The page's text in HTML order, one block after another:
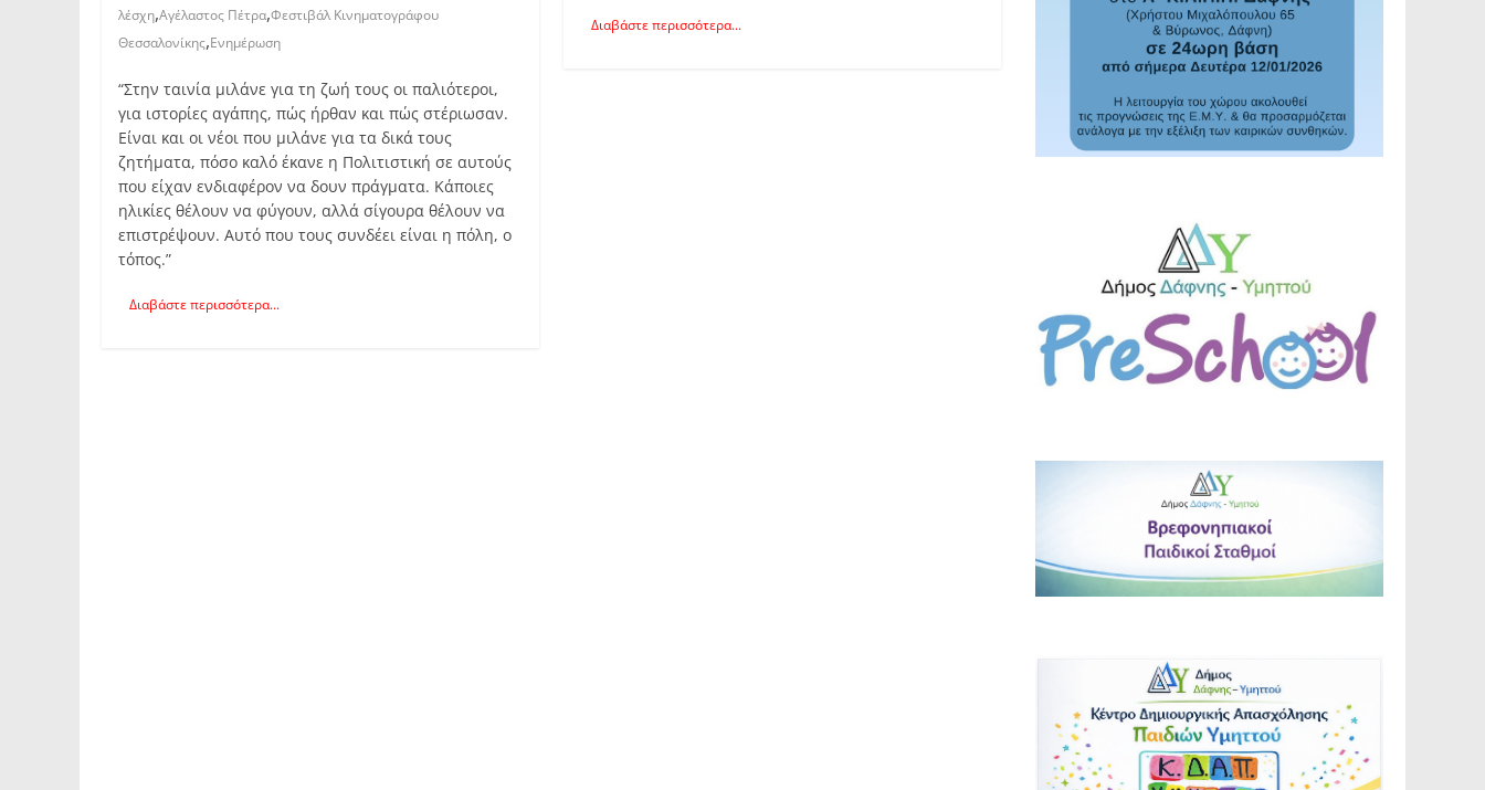
λέσχη,Αγέλαστος Πέτρα,Φεστιβάλ Κινηματογράφου
Θεσσαλονίκης,Ενημέρωση
“Στην ταινία μιλάνε για τη ζωή τους οι παλιότεροι,
για ιστορίες αγάπης, πώς ήρθαν και πώς στέριωσαν.
Είναι και οι νέοι που μιλάνε για τα δικά τους
ζητήματα, πόσο καλό έκανε η Πολιτιστική σε αυτούς
που είχαν ενδιαφέρον να δουν πράγματα. Κάποιες
ηλικίες θέλουν να φύγουν, αλλά σίγουρα θέλουν να
επιστρέψουν. Αυτό που τους συνδέει είναι η πόλη, ο
τόπος.”
Διαβάστε περισσότερα...
Διαβάστε περισσότερα...